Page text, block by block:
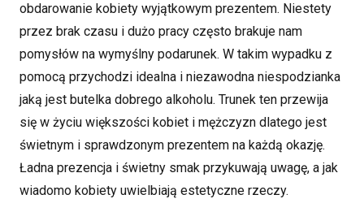
obdarowanie kobiety wyjątkowym prezentem. Niestety
przez brak czasu i dużo pracy często brakuje nam
pomysłów na wymyślny podarunek. W takim wypadku z
pomocą przychodzi idealna i niezawodna niespodzianka
jaką jest butelka dobrego alkoholu. Trunek ten przewija
się w życiu większości kobiet i mężczyzn dlatego jest
świetnym i sprawdzonym prezentem na każdą okazję.
Ładna prezencja i świetny smak przykuwają uwagę, a jak
wiadomo kobiety uwielbiają estetyczne rzeczy.